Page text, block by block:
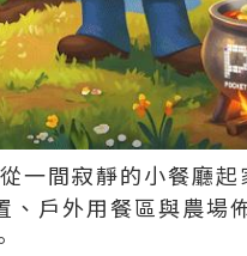
一間寂靜的小餐廳
戶外用餐區與農場